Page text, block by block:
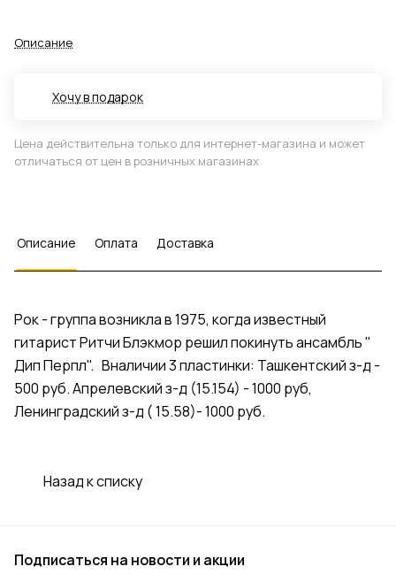
Описание
Хочу в подарок
Цена действительна только для интернет-магазина и может
отличаться от цен в розничных магазинах
Описание Оплата Доставка
Рок - группа возникла в 1975, когда известный
гитарист Ритчи Блэкмор решил покинуть ансамбль "
Дип Перпл". Вналичии 3 пластинки: Ташкентский з-д -
500 руб. Апрелевский з-д (15.154) - 1000 руб,
Ленинградский з-д ( 15.58)- 1000 руб.
Назад к списку
Подписаться на новости и акции